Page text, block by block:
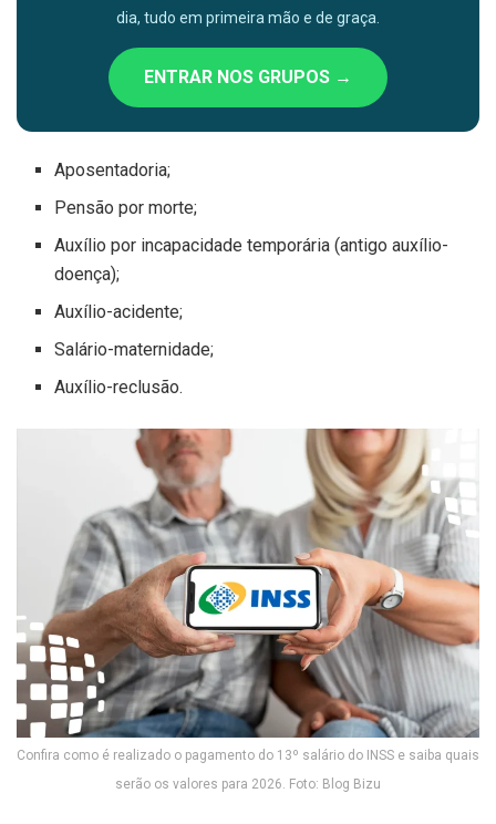
dia, tudo em primeira mão e de graça.
ENTRAR NOS GRUPOS →
Aposentadoria;
Pensão por morte;
Auxílio por incapacidade temporária (antigo auxílio-
doença);
Auxílio-acidente;
Salário-maternidade;
Auxílio-reclusão.
Confira como é realizado o pagamento do 13º salário do INSS e saiba quais
serão os valores para 2026. Foto: Blog Bizu